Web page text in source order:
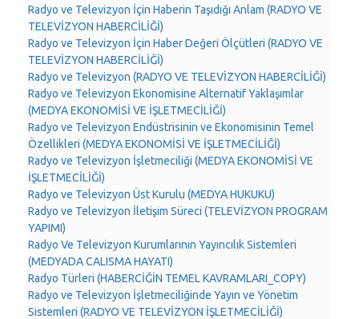
Radyo ve Televizyon İçin Haberin Taşıdığı Anlam (RADYO VE
TELEVİZYON HABERCİLİĞİ)
Radyo ve Televizyon İçin Haber Değeri Ölçütleri (RADYO VE
TELEVİZYON HABERCİLİĞİ)
Radyo ve Televizyon (RADYO VE TELEVİZYON HABERCİLİĞİ)
Radyo ve Televizyon Ekonomisine Alternatif Yaklaşımlar
(MEDYA EKONOMİSİ VE İŞLETMECİLİĞİ)
Radyo ve Televizyon Endüstrisinin ve Ekonomisinin Temel
Özellikleri (MEDYA EKONOMİSİ VE İŞLETMECİLİĞİ)
Radyo ve Televizyon İşletmeciliği (MEDYA EKONOMİSİ VE
İŞLETMECİLİĞİ)
Radyo ve Televizyon Üst Kurulu (MEDYA HUKUKU)
Radyo ve Televizyon İletişim Süreci (TELEVİZYON PROGRAM
YAPIMI)
Radyo Ve Televizyon Kurumlarının Yayıncılık Sistemleri
(MEDYADA CALISMA HAYATI)
Radyo Türleri (HABERCİĞİN TEMEL KAVRAMLARI_COPY)
Radyo ve Televizyon İşletmeciliğinde Yayın ve Yönetim
Sistemleri (RADYO VE TELEVİZYON İŞLETMECİLİĞİ)